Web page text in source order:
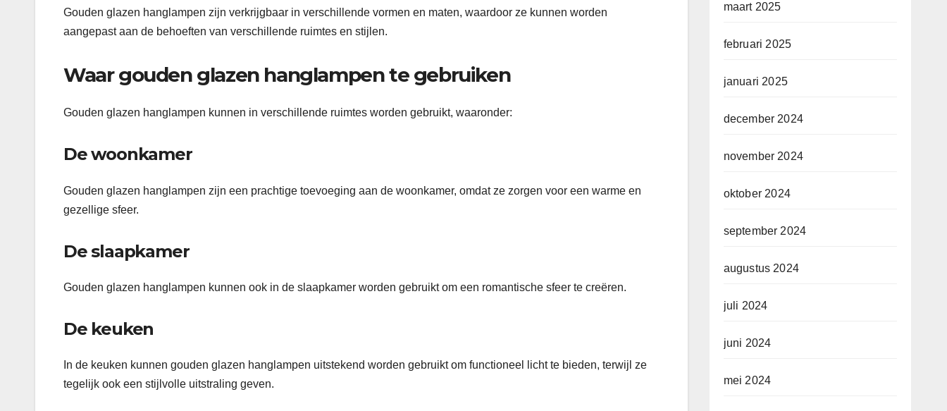
Gouden glazen hanglampen zijn verkrijgbaar in verschillende vormen en maten, waardoor ze kunnen worden
aangepast aan de behoeften van verschillende ruimtes en stijlen.
Waar gouden glazen hanglampen te gebruiken
Gouden glazen hanglampen kunnen in verschillende ruimtes worden gebruikt, waaronder:
De woonkamer
Gouden glazen hanglampen zijn een prachtige toevoeging aan de woonkamer, omdat ze zorgen voor een warme en
gezellige sfeer.
De slaapkamer
Gouden glazen hanglampen kunnen ook in de slaapkamer worden gebruikt om een romantische sfeer te creëren.
De keuken
In de keuken kunnen gouden glazen hanglampen uitstekend worden gebruikt om functioneel licht te bieden, terwijl ze
tegelijk ook een stijlvolle uitstraling geven.
maart 2025
februari 2025
januari 2025
december 2024
november 2024
oktober 2024
september 2024
augustus 2024
juli 2024
juni 2024
mei 2024